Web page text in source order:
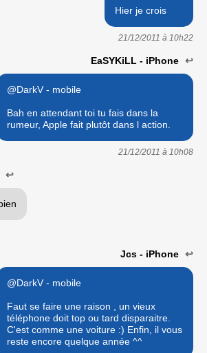
Hier je crois
21/12/2011 à 10h22
EaSYKiLL - iPhone ↩
@DarkV - mobile
Bah en attendant toi tu fais dans la
rumeur, Apple fait plutôt dans l action.
21/12/2011 à 10h08
↩
Jcs - iPhone ↩
@DarkV - mobile
Faut se faire une raison , un vieux
téléphone doit top ou tard disparaitre.
C'est comme une voiture :) Enfin, il vous
reste encore quelque année ^^